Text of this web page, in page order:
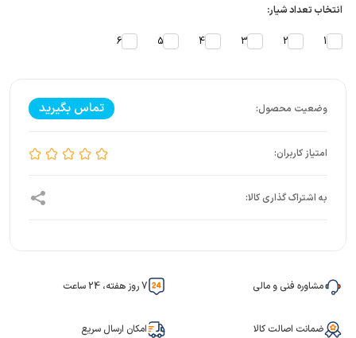
انتخاب تعداد شیار:
1
2
3
4
5
6
تماس بگیرید
مشاوره فنی و مالی 7 روز هفته، 24 ساعت
ضمانت اصالت کالا امکان ارسال سریع